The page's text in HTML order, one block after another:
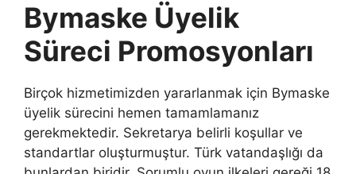
Bymaske Üyelik
Süreci Promosyonları
Birçok hizmetimizden yararlanmak için Bymaske
üyelik sürecini hemen tamamlamanız
gerekmektedir. Sekretarya belirli koşullar ve
standartlar oluşturmuştur. Türk vatandaşlığı da